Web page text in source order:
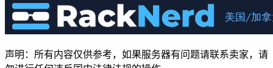
声明：所有内容仅供参考，如果服务器有问题请联系卖家，请